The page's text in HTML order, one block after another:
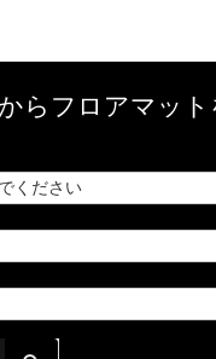
らフロアマット